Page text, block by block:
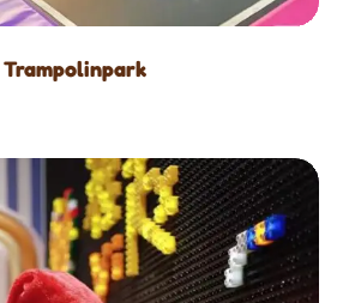
Trampolinpark